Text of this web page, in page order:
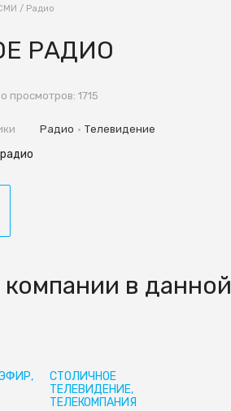
/ Радио
РАДИО
просмотров: 1715
Радио • Телевидение
в данной
СТОЛИЧНОЕ
ТЕЛЕВИДЕНИЕ,
ТЕЛЕКОМПАНИЯ